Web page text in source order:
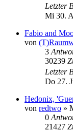
Letzter
Mi 30.
Fabio and
von
3
30239
Letzter
Do 27.
Hedonix,
von redtwo »
0
21427